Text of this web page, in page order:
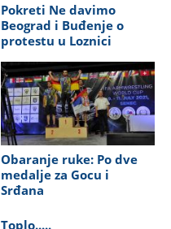
Pokreti Ne davimo
Beograd i Buđenje o
protestu u Loznici
Obaranje ruke: Po dve
medalje za Gocu i
Srđana
Toplo.....